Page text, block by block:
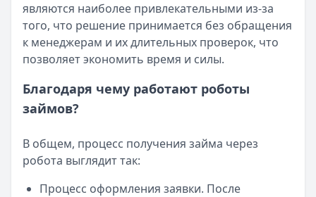
являются наиболее привлекательными из-за
того, что решение принимается без обращения
к менеджерам и их длительных проверок, что
позволяет экономить время и силы.
Благодаря чему работают роботы
займов?
В общем, процесс получения займа через
робота выглядит так:
Процесс оформления заявки. После